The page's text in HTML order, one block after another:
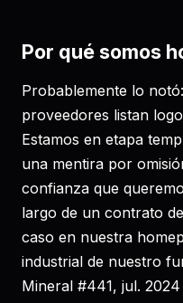
Por qué somos
Probablemente lo
proveedores listan
Estamos en etapa
una mentira por
confianza que
largo de un contrato
caso en nuestra
industrial de nuestro
Mineral #441, jul.